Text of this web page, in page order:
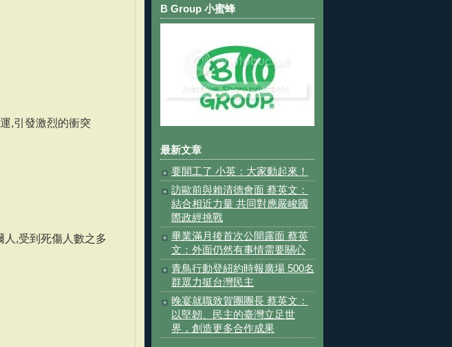
,引發激烈的衝突
人,受到死傷人數之多
B Group 小蜜蜂
最新文章
要開工了 小英：大家動起來！
訪歐前與賴清德會面 蔡英文：
結合相近力量 共同對應嚴峻國
際政經挑戰
畢業滿月後首次公開露面 蔡英
文：外面仍然有事情需要關心
青鳥行動登紐約時報廣場 500名
群眾力挺台灣民主
晚宴就職致賀團團長 蔡英文：
以堅韌、民主的臺灣立足世
界，創造更多合作成果